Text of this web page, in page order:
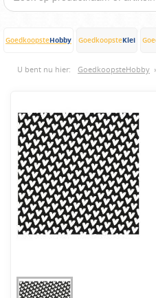
GoedkoopsteHobby GoedkoopsteKlei
U bent nu hier: GoedkoopsteHobby